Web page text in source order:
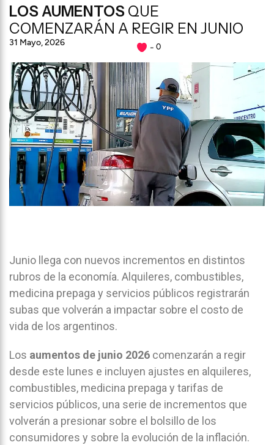
LOS AUMENTOS QUE
COMENZARÁN A REGIR EN JUNIO
31 Mayo, 2026 0
Junio llega con nuevos incrementos en distintos
rubros de la economía. Alquileres, combustibles,
medicina prepaga y servicios públicos registrarán
subas que volverán a impactar sobre el costo de
vida de los argentinos.
Los aumentos de junio 2026 comenzarán a regir
desde este lunes e incluyen ajustes en alquileres,
combustibles, medicina prepaga y tarifas de
servicios públicos, una serie de incrementos que
volverán a presionar sobre el bolsillo de los
consumidores y sobre la evolución de la inflación.